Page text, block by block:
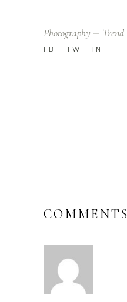
Photography Trend
FB TW IN
COMMENTS